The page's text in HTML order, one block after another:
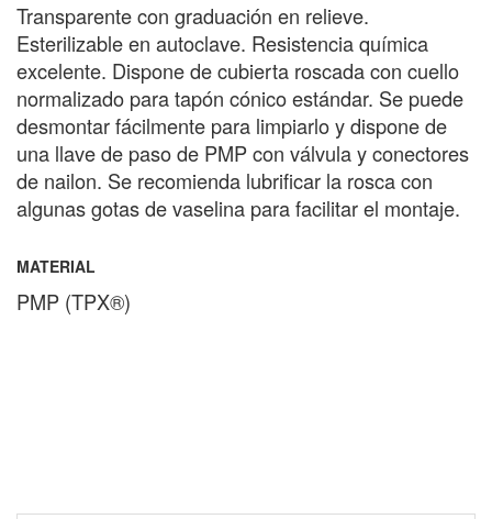
Transparente con graduación en relieve.
Esterilizable en autoclave. Resistencia química
excelente. Dispone de cubierta roscada con cuello
normalizado para tapón cónico estándar. Se puede
desmontar fácilmente para limpiarlo y dispone de
una llave de paso de PMP con válvula y conectores
de nailon. Se recomienda lubrificar la rosca con
algunas gotas de vaselina para facilitar el montaje.
MATERIAL
PMP (TPX®)